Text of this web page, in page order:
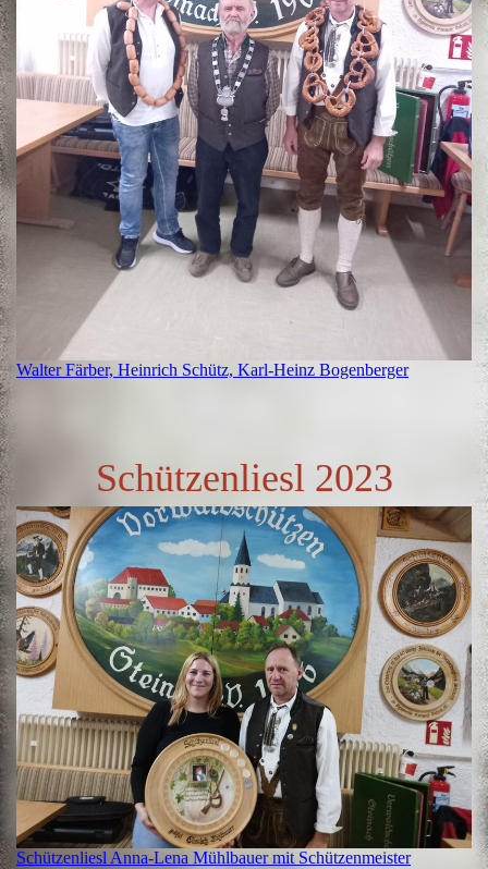
Walter Färber, Heinrich Schütz, Karl-Heinz Bogenberger
Schützenliesl 2023
Schützenliesl Anna-Lena Mühlbauer mit Schützenmeister